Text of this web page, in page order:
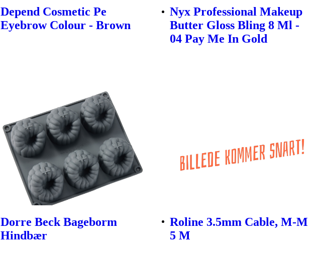
Depend Cosmetic Pe
Eyebrow Colour - Brown
Nyx Professional Makeup
Butter Gloss Bling 8 Ml -
04 Pay Me In Gold
Dorre Beck Bageborm
Hindbær
Roline 3.5mm Cable, M-M
5 M